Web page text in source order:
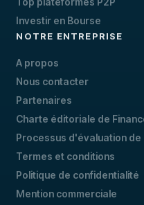
Investir en Bourse
NOTRE ENTREPRISE
A propos
Nous contacter
Partenaires
Charte éditoriale de
Processus d'évaluation de
Termes et conditions
Politique de confidentialité
Mention commerciale